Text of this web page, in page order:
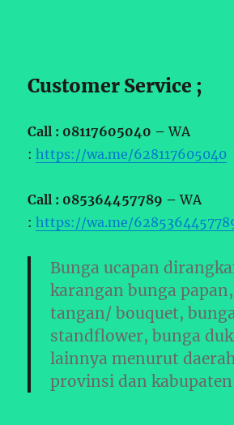
Customer Service ;
Call : 08117605040 –WA
:https://wa.me/628117605040
Call : 085364457789 –WA
:https://wa.me/
Bunga ucapan
karangan bunga
tangan/ bouquet,
standflower, bunga
lainnya menurut
provinsi dan kabupaten